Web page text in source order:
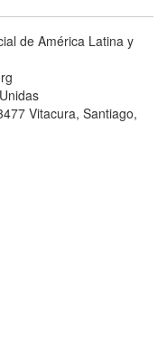
de América Latina y
Vitacura, Santiago,